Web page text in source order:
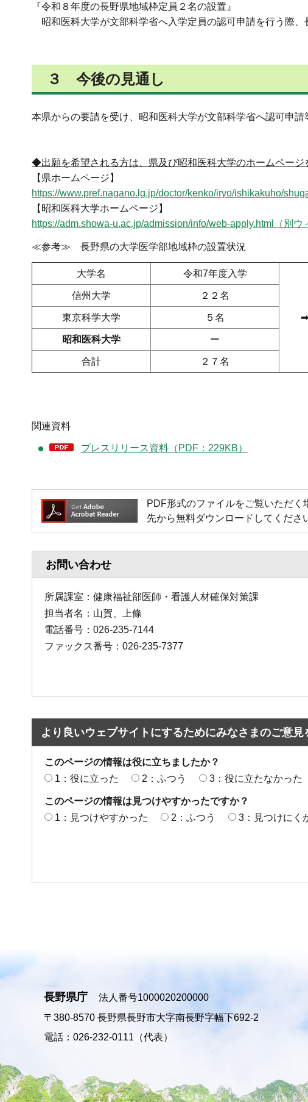
『令和８年度の長野県地域枠定員２名の設置』
昭和医科大学が文部科学省へ入学定員の認可申請を行う際、
３ 今後の見通し
本県からの要請を受け、昭和医科大学が文部科学省へ認可申
◆出願を希望される方は、県及び昭和医科大学のホームページ
【県ホームページ】
https://www.pref.nagano.lg.jp/doctor/kenko/iryo/ishikakuho/
【昭和医科大学ホームページ】
https://adm.showa-u.ac.jp/admission/info/web-apply.html（別ウ
≪参考≫ 長野県の大学医学部地域枠の設置状況
大学名 令和7年度入学
信州大学 ２２名
東京科学大学 ５名
昭和医科大学 ー
合計 ２７名
関連資料
プレスリリース資料（PDF：229KB）
PDF形式のファイルをご覧いただ
先から無料ダウンロードしてくださ
お問い合わせ
所属課室：健康福祉部医師・看護人材確保対策課
担当者名：山賀、上條
電話番号：026-235-7144
ファックス番号：026-235-7377
より良いウェブサイトにするためにみなさまのご意
このページの情報は役に立ちましたか？
1：役に立った
2：ふつう 3：役に立たなかった
このページの情報は見つけやすかったですか？
1：見つけやすかった
2：ふつう 3：見つけにく
長野県庁
法人番号1000020200000
〒380-8570 長野県長野市大字南長野字幅下692-2
電話：026-232-0111（代表）